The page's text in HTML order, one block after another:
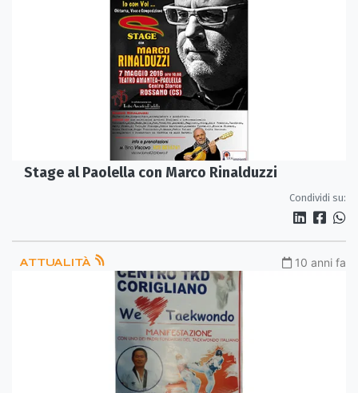
Stage al Paolella con Marco Rinalduzzi
Condividi su:
ATTUALITÀ 10 anni fa